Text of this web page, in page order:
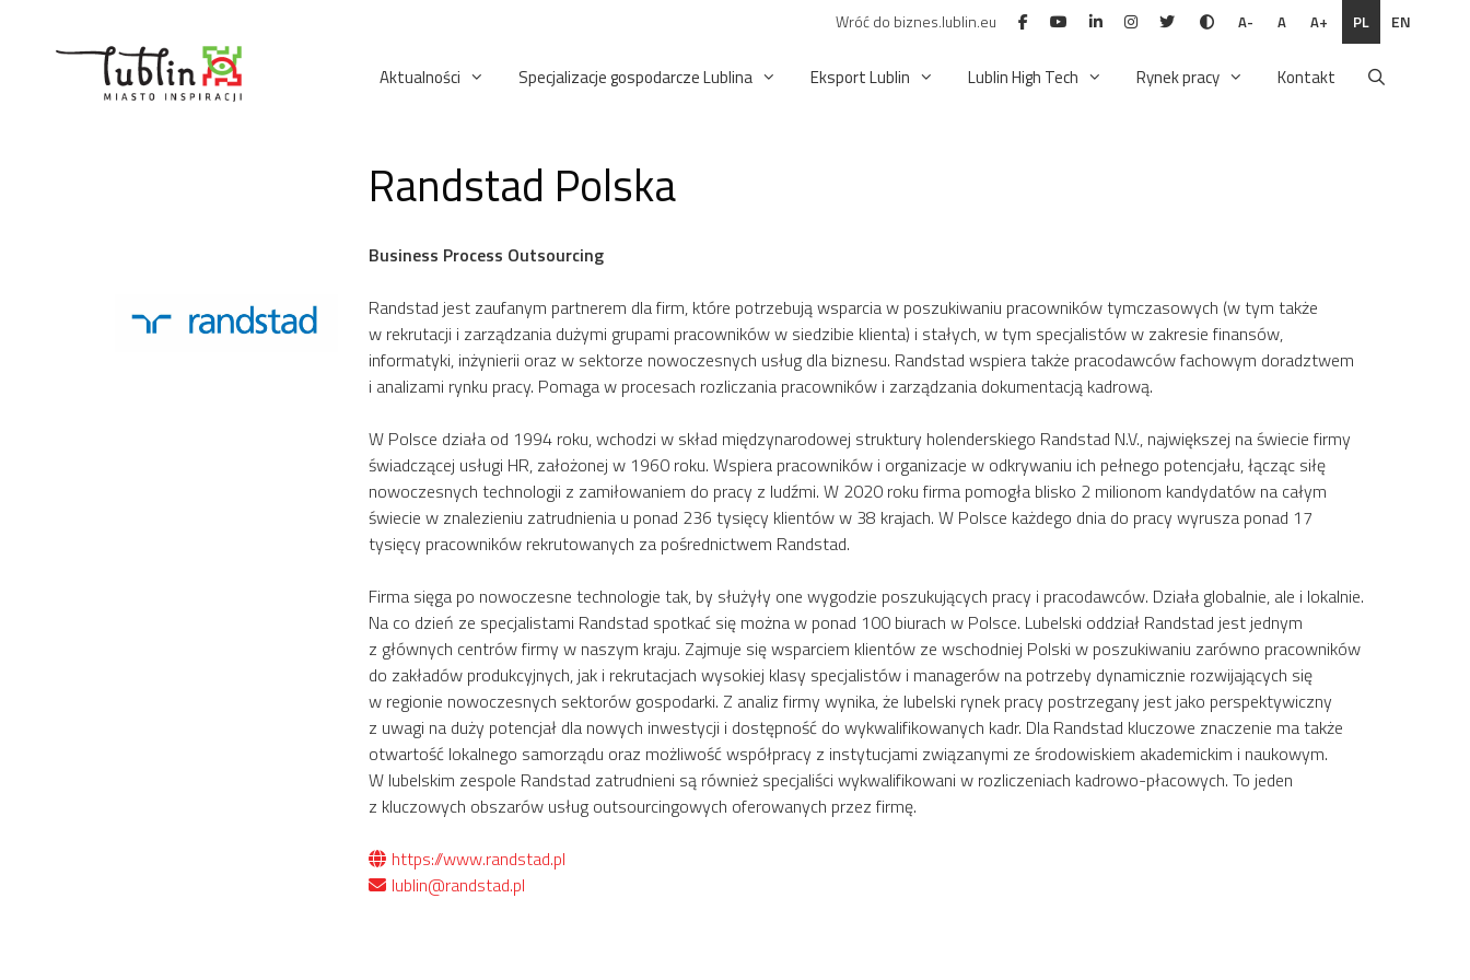
Wróć do biznes.lublin.eu A- A A+ PL EN
Aktualności Specjalizacje gospodarcze Lublina Eksport Lublin Lublin High Tech Rynek pracy Kontakt
Randstad Polska
Business Process Outsourcing
Randstad jest zaufanym partnerem dla firm, które potrzebują wsparcia w poszukiwaniu pracowników tymczasowych (w tym także
w rekrutacji i zarządzania dużymi grupami pracowników w siedzibie klienta) i stałych, w tym specjalistów w zakresie finansów,
informatyki, inżynierii oraz w sektorze nowoczesnych usług dla biznesu. Randstad wspiera także pracodawców fachowym doradztwem
i analizami rynku pracy. Pomaga w procesach rozliczania pracowników i zarządzania dokumentacją kadrową.
W Polsce działa od 1994 roku, wchodzi w skład międzynarodowej struktury holenderskiego Randstad N.V., największej na świecie firmy
świadczącej usługi HR, założonej w 1960 roku. Wspiera pracowników i organizacje w odkrywaniu ich pełnego potencjału, łącząc siłę
nowoczesnych technologii z zamiłowaniem do pracy z ludźmi. W 2020 roku firma pomogła blisko 2 milionom kandydatów na całym
świecie w znalezieniu zatrudnienia u ponad 236 tysięcy klientów w 38 krajach. W Polsce każdego dnia do pracy wyrusza ponad 17
tysięcy pracowników rekrutowanych za pośrednictwem Randstad.
Firma sięga po nowoczesne technologie tak, by służyły one wygodzie poszukujących pracy i pracodawców. Działa globalnie, ale i lokalnie.
Na co dzień ze specjalistami Randstad spotkać się można w ponad 100 biurach w Polsce. Lubelski oddział Randstad jest jednym
z głównych centrów firmy w naszym kraju. Zajmuje się wsparciem klientów ze wschodniej Polski w poszukiwaniu zarówno pracowników
do zakładów produkcyjnych, jak i rekrutacjach wysokiej klasy specjalistów i managerów na potrzeby dynamicznie rozwijających się
w regionie nowoczesnych sektorów gospodarki. Z analiz firmy wynika, że lubelski rynek pracy postrzegany jest jako perspektywiczny
z uwagi na duży potencjał dla nowych inwestycji i dostępność do wykwalifikowanych kadr. Dla Randstad kluczowe znaczenie ma także
otwartość lokalnego samorządu oraz możliwość współpracy z instytucjami związanymi ze środowiskiem akademickim i naukowym.
W lubelskim zespole Randstad zatrudnieni są również specjaliści wykwalifikowani w rozliczeniach kadrowo-płacowych. To jeden
z kluczowych obszarów usług outsourcingowych oferowanych przez firmę.
https://www.randstad.pl
lublin@randstad.pl